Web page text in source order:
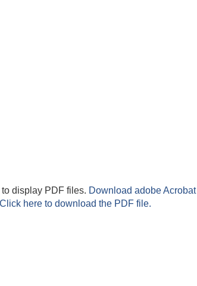
display PDF files. Download adobe Acrobat
Click here to download the PDF file.